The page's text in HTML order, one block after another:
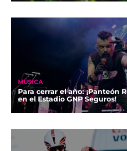
MÚSICA
Para cerrar el año: ¡Panteón
en el Estadio GNP Seguros!